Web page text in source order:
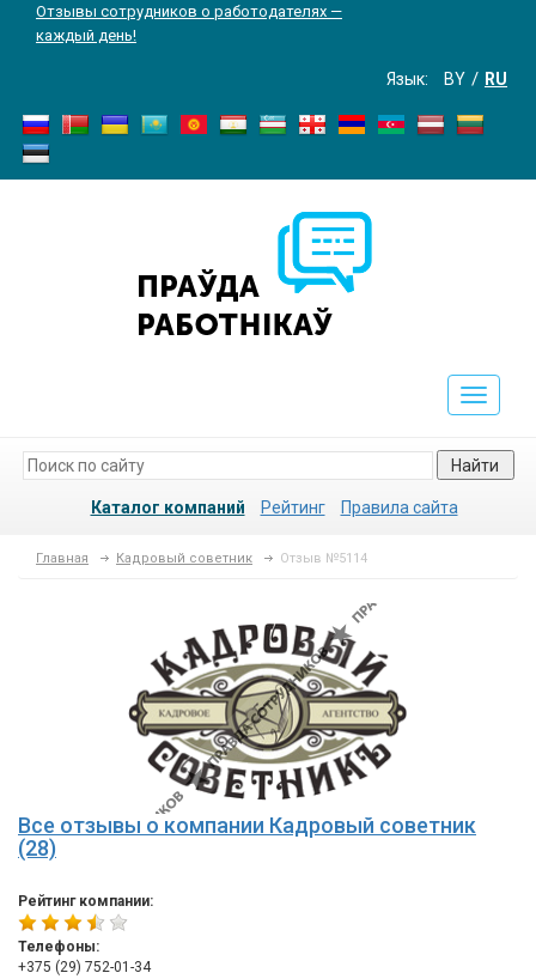
Отзывы сотрудников о работодателях —
каждый день!
Язык: BY RU
Toggle
Найти
Каталог компаний Рейтинг Правила сайта
Главная Кадровый советник Отзыв №5114
Все отзывы о компании Кадровый советник
(28)
Рейтинг компании:
Телефоны:
+375 (29) 752-01-34